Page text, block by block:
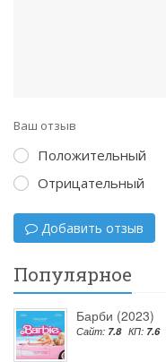
Ваш отзыв
Положительный
Отрицательный
Добавить отзыв
Популярное
Барби (2023)
Сайт: 7.8 КП: 7.6